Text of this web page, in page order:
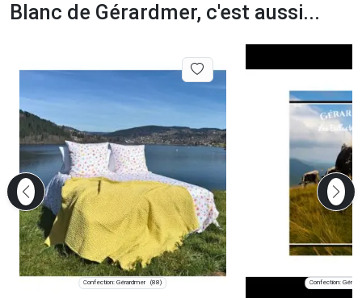
Blanc de Gérardmer, c'est aussi...
Confection: Gérardmer (88) Confection: